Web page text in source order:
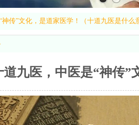
传”文化，是道家医学！（十道九医是什么
道九医，中医是“神传”